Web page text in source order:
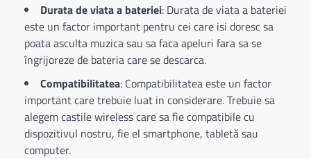
Durata de viata a bateriei: Durata de viata a bateriei
este un factor important pentru cei care isi doresc sa
poata asculta muzica sau sa faca apeluri fara sa se
îngrijoreze de bateria care se descarca.
Compatibilitatea: Compatibilitatea este un factor
important care trebuie luat in considerare. Trebuie sa
alegem castile wireless care sa fie compatibile cu
dispozitivul nostru, fie el smartphone, tabletă sau
computer.